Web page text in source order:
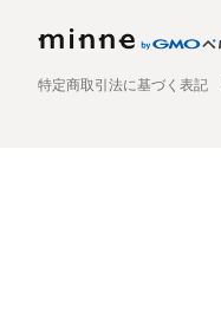
特定商取引法に基づく表記